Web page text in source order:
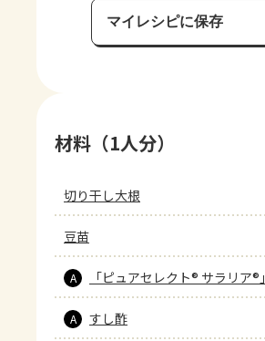
マイレシピに保存
保存済み
材料（1人分）
切り干し大根
豆苗
A 「ピュアセレクト® サラリア®」
A すし酢